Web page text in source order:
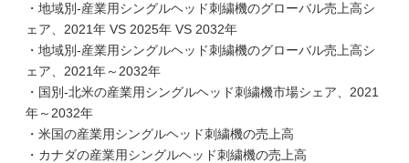
・地域別-産業用シングルヘッド刺繍機のグローバル売上高シ
ェア、2021年 VS 2025年 VS 2032年
・地域別-産業用シングルヘッド刺繍機のグローバル売上高シ
ェア、2021年～2032年
・国別-北米の産業用シングルヘッド刺繍機市場シェア、2021
年～2032年
・米国の産業用シングルヘッド刺繍機の売上高
・カナダの産業用シングルヘッド刺繍機の売上高